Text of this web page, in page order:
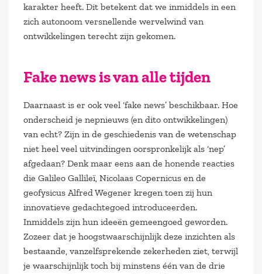
karakter heeft. Dit betekent dat we inmiddels in een
zich autonoom versnellende wervelwind van
ontwikkelingen terecht zijn gekomen.
Fake news is van alle tijden
Daarnaast is er ook veel ‘fake news’ beschikbaar. Hoe
onderscheid je nepnieuws (en dito ontwikkelingen)
van echt? Zijn in de geschiedenis van de wetenschap
niet heel veel uitvindingen oorspronkelijk als ‘nep’
afgedaan? Denk maar eens aan de honende reacties
die Galileo Gallileï, Nicolaas Copernicus en de
geofysicus Alfred Wegener kregen toen zij hun
innovatieve gedachtegoed introduceerden.
Inmiddels zijn hun ideeën gemeengoed geworden.
Zozeer dat je hoogstwaarschijnlijk deze inzichten als
bestaande, vanzelfsprekende zekerheden ziet, terwijl
je waarschijnlijk toch bij minstens één van de drie